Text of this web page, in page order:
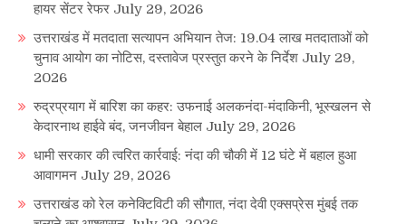
हायर सेंटर रेफर July 29, 2026
उत्तराखंड में मतदाता सत्यापन अभियान तेज: 19.04 लाख मतदाताओं को
चुनाव आयोग का नोटिस, दस्तावेज प्रस्तुत करने के निर्देश July 29,
2026
रुद्रप्रयाग में बारिश का कहर: उफनाई अलकनंदा-मंदाकिनी, भूस्खलन से
केदारनाथ हाईवे बंद, जनजीवन बेहाल July 29, 2026
धामी सरकार की त्वरित कार्रवाई: नंदा की चौकी में 12 घंटे में बहाल हुआ
आवागमन July 29, 2026
उत्तराखंड को रेल कनेक्टिविटी की सौगात, नंदा देवी एक्सप्रेस मुंबई तक